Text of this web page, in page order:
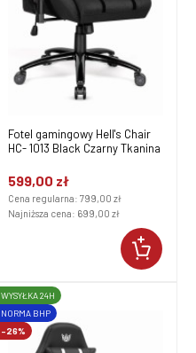
Fotel gamingowy Hell's Chair
HC- 1013 Black Czarny Tkanina
599,00 zł
Cena regularna: 799,00 zł
Najniższa cena: 699,00 zł
-26%
WYSYŁKA 24H
NORMA BHP